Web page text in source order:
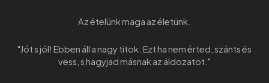
Az ételünk maga az életünk.
"Jót s jól! Ebben áll a nagy titok. Ezt ha nem érted, szánts és
vess, s hagyjad másnak az áldozatot."